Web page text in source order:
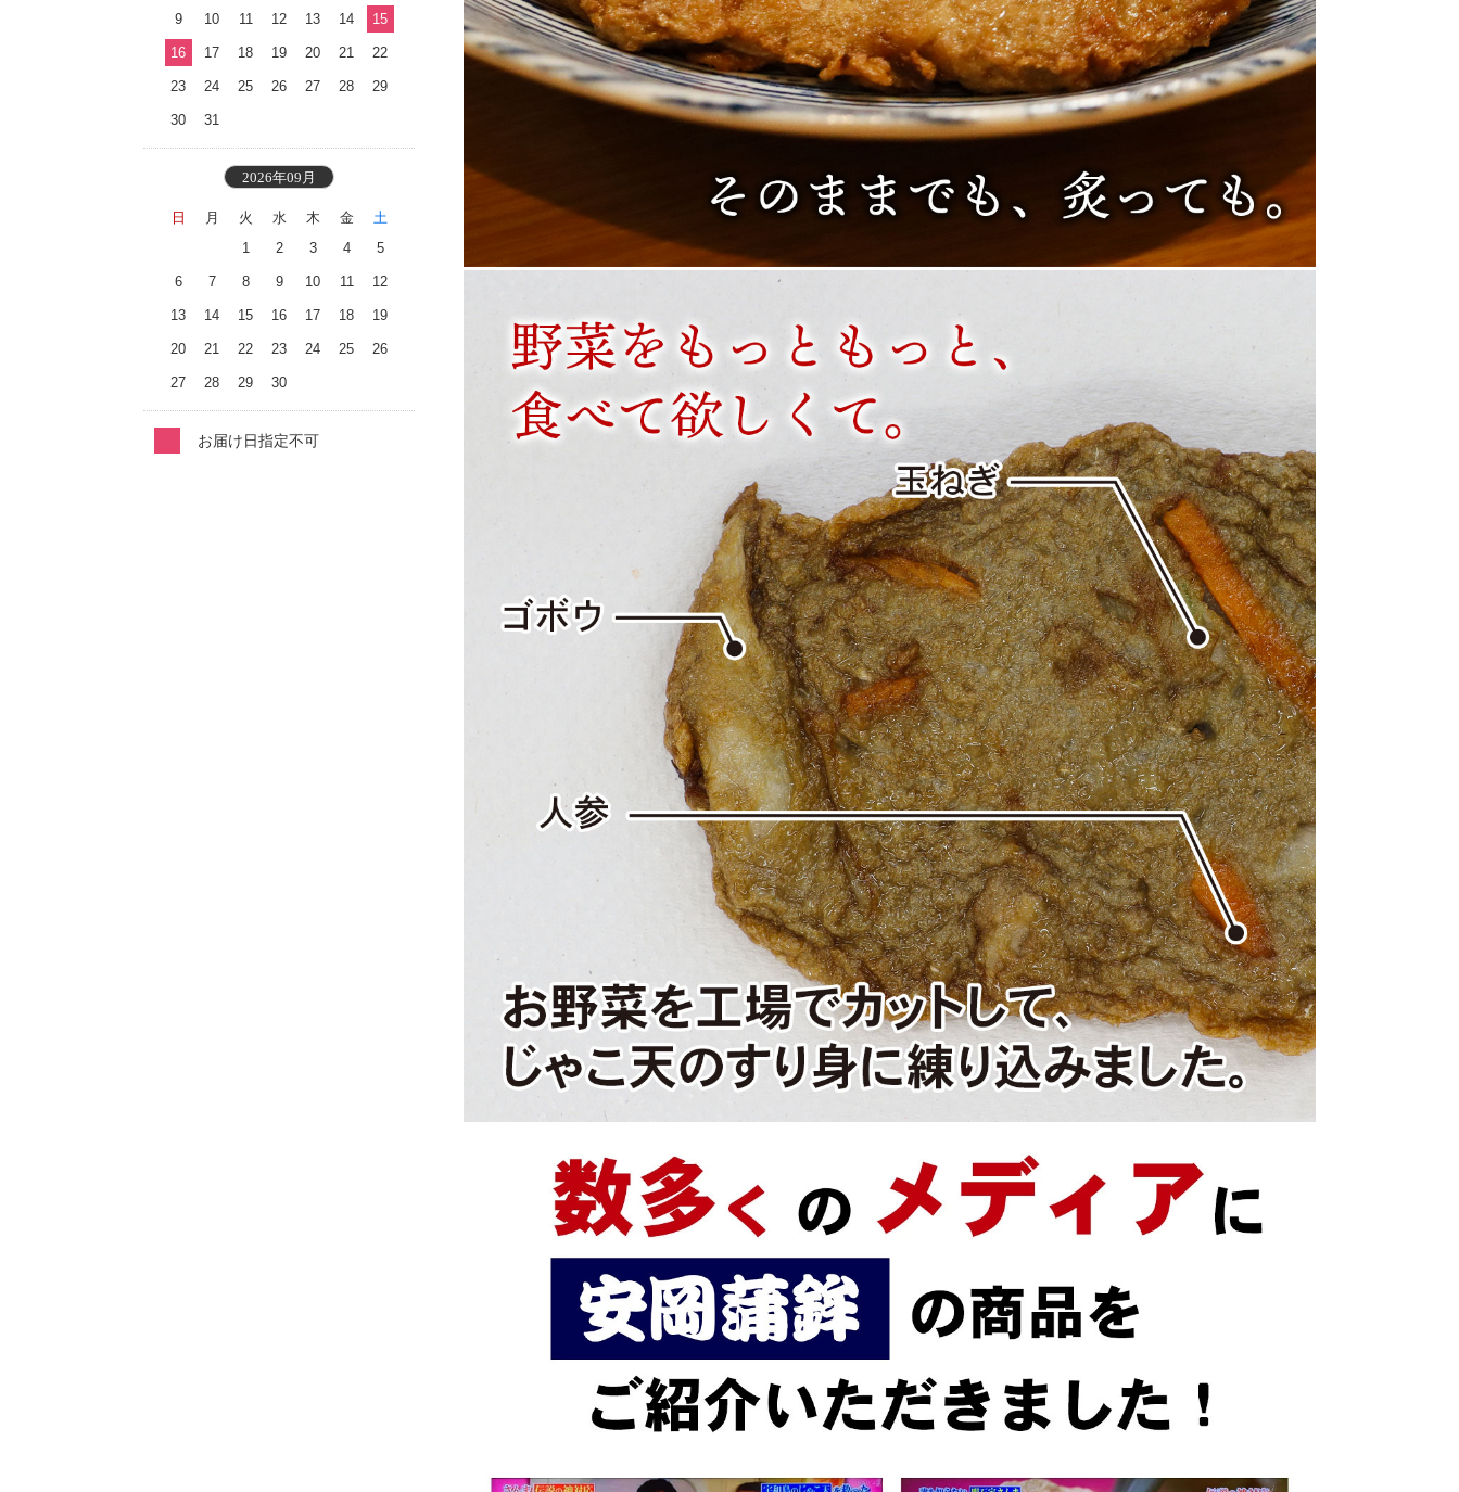
9 10 11 12 13 14 15
16 17 18 19 20 21 22
23 24 25 26 27 28 29
30 31
2026年09月
日 月 火 水 木 金
土
1
2 3 4 5
6 7 8 9 10 11 12
13 14 15 16 17 18 19
20 21 22 23 24 25 26
27 28 29 30
お届け日指定不可